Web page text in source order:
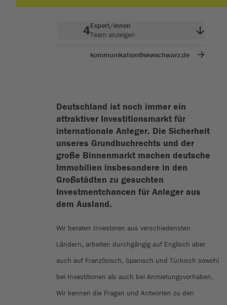
4Expert/innen
Team anzeigen
kommunikation@skwschwarz.de
Deutschland ist noch immer ein
attraktiver Investitionsmarkt für
internationale Anleger. Die Sicherheit
unseres Grundbuchrechts und der
große Binnenmarkt machen deutsche
Immobilien insbesondere in den
Großstädten zu gesuchten
Investmentchancen für Anleger aus
dem Ausland.
Wir beraten Investoren aus verschiedensten
Ländern, arbeiten durchgängig auf Englisch aber
auch auf Französisch, Spanisch und Türkisch sowohl
bei Investitionen als auch bei Anmietungsvorhaben.
Wir kennen die Fragen und Antworten zu den